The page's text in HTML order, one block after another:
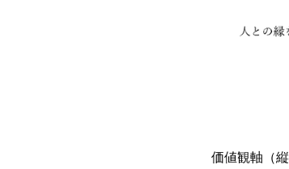
価値観軸（